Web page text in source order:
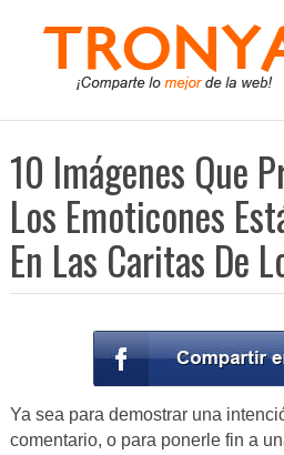
10 Imágenes Que
Los Emoticones
En Las Caritas De
Ya sea para demostrar una
comentario, o para ponerle fin a